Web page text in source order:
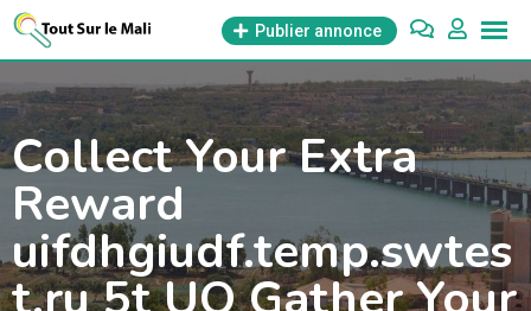
Aller
contenu
Publier annonce
Collect Your Extra
Reward
uifdhgiudf.temp.swtes